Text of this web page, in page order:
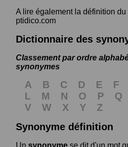
A lire également la définition du
ptidico.com
Dictionnaire des
Classement par ordre
synonymes
A B C D E F
L
M N O P Q
V
W X Y
Z
Synonyme définition
Un synonyme se dit d'un mot